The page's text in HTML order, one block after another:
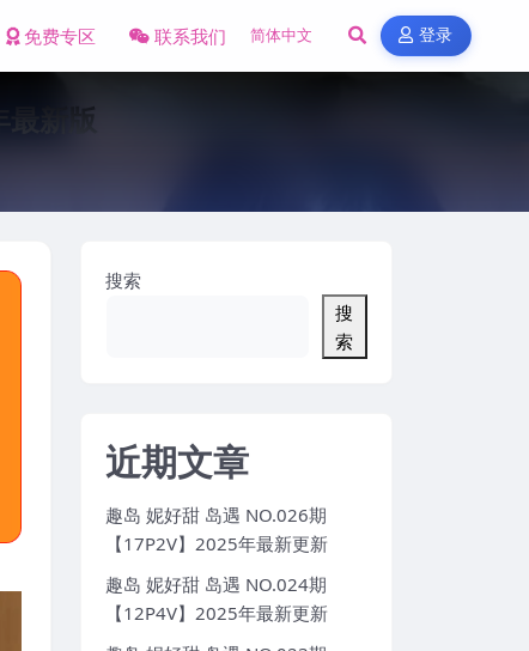
免费专区 联系我们 登录
新版
搜索
搜
索
近期文章
趣岛 妮好甜 岛遇 NO.026期
【17P2V】2025年最新更新
趣岛 妮好甜 岛遇 NO.024期
【12P4V】2025年最新更新